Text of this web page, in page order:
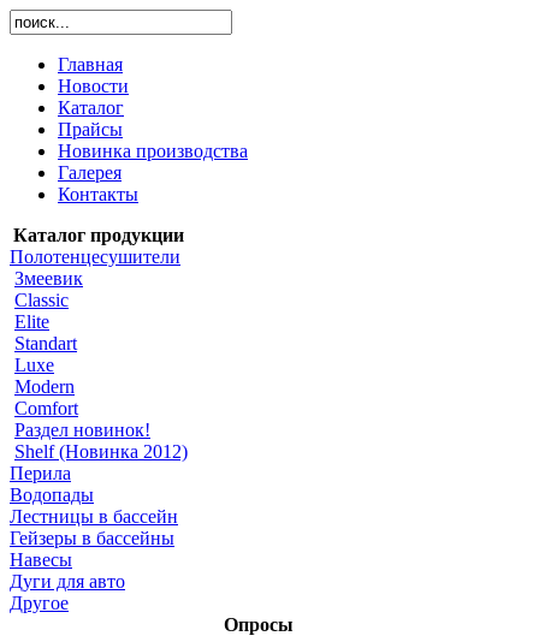
Главная
Новости
Каталог
Прайсы
Новинка производства
Галерея
Контакты
Каталог продукции
Полотенцесушители
Змеевик
Classic
Elite
Standart
Luxe
Modern
Comfort
Раздел новинок!
Shelf (Новинка 2012)
Перила
Водопады
Лестницы в бассейн
Гейзеры в бассейны
Навесы
Дуги для авто
Другое
Опросы